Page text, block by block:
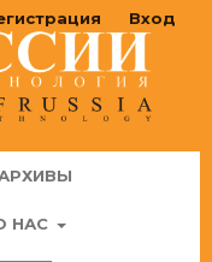
НАС
Вход